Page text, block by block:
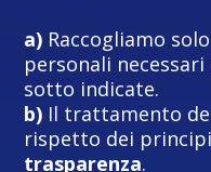
a) Raccogliamo
personali
sotto indicate.
b) Il trattamento
rispetto dei
trasparenza.